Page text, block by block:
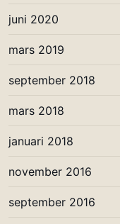
juni 2020
mars 2019
september 2018
mars 2018
januari 2018
november 2016
september 2016